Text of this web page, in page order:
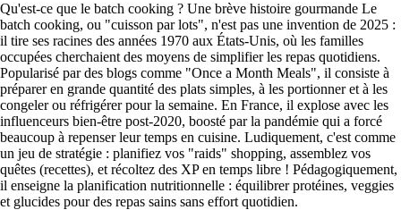
Qu'est-ce que le batch cooking ? Une brève histoire gourmande Le
batch cooking, ou "cuisson par lots", n'est pas une invention de 2025 :
il tire ses racines des années 1970 aux États-Unis, où les familles
occupées cherchaient des moyens de simplifier les repas quotidiens.
Popularisé par des blogs comme "Once a Month Meals", il consiste à
préparer en grande quantité des plats simples, à les portionner et à les
congeler ou réfrigérer pour la semaine. En France, il explose avec les
influenceurs bien-être post-2020, boosté par la pandémie qui a forcé
beaucoup à repenser leur temps en cuisine. Ludiquement, c'est comme
un jeu de stratégie : planifiez vos "raids" shopping, assemblez vos
quêtes (recettes), et récoltez des XP en temps libre ! Pédagogiquement,
il enseigne la planification nutritionnelle : équilibrer protéines, veggies
et glucides pour des repas sains sans effort quotidien.